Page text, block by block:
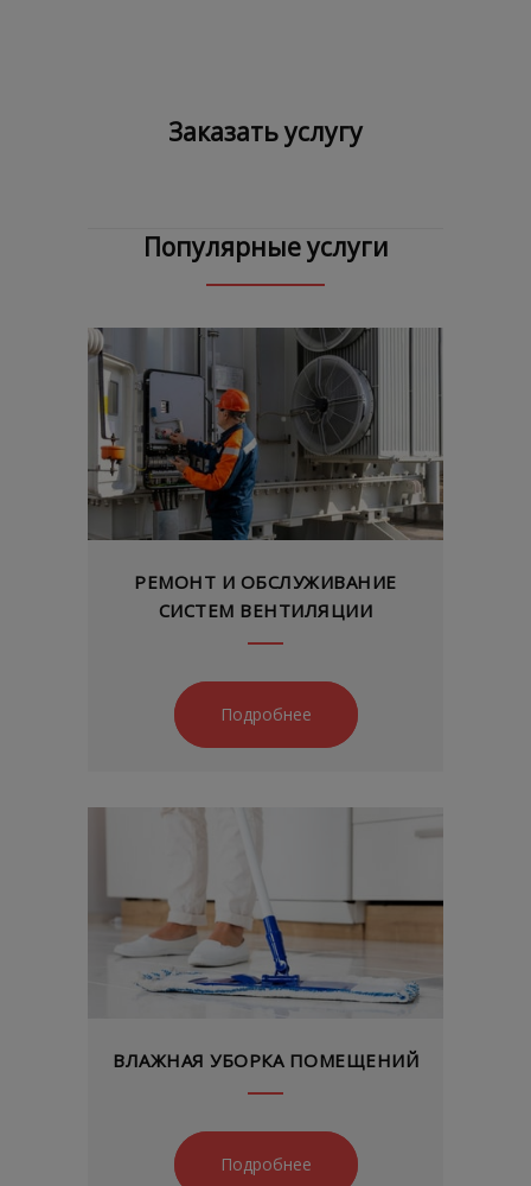
Заказать услугу
Популярные услуги
РЕМОНТ И ОБСЛУЖИВАНИЕ
СИСТЕМ ВЕНТИЛЯЦИИ
Подробнее
ВЛАЖНАЯ УБОРКА ПОМЕЩЕНИЙ
Подробнее